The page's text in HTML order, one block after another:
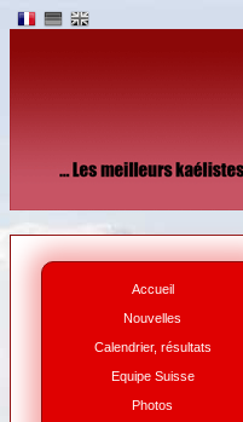
Accueil
Nouvelles
Calendrier, résultats
Equipe Suisse
Photos